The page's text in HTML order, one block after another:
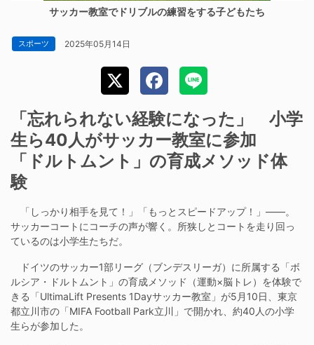
サッカー教室でドリブルの練習をする子どもたち
スポーツ 2025年05月14日
「忘れられない経験になった」 小学
生ら40人がサッカー教室に参加
「ドルトムント」の育成メソッド体
験
「しっかり相手を見て！」「もっとスピードアップ！」――。
サッカーコートにコーチの声が響く。所狭しとコートを走り回っ
ているのは小学生たちだ。
ドイツのサッカー1部リーグ（ブンデスリーガ）に所属する「ボ
ルシア・ドルトムント」の育成メソッド（運動×脳トレ）を体験で
きる「UltimaLift Presents 1Dayサッカー教室」が5月10日、東京
都立川市の「MIFA Football Park立川」で開かれ、約40人の小学
生らが参加した。